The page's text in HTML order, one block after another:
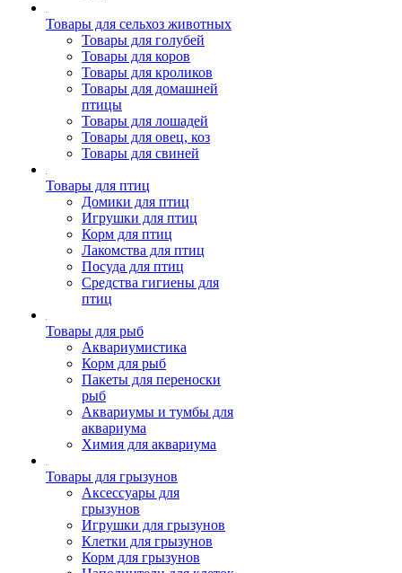
Товары для сельхоз животных
Товары для голубей
Товары для коров
Товары для кроликов
Товары для домашней
птицы
Товары для лошадей
Товары для овец, коз
Товары для свиней
Товары для птиц
Домики для птиц
Игрушки для птиц
Корм для птиц
Лакомства для птиц
Посуда для птиц
Средства гигиены для
птиц
Товары для рыб
Аквариумистика
Корм для рыб
Пакеты для переноски
рыб
Аквариумы и тумбы для
аквариума
Химия для аквариума
Товары для грызунов
Аксессуары для
грызунов
Игрушки для грызунов
Клетки для грызунов
Корм для грызунов